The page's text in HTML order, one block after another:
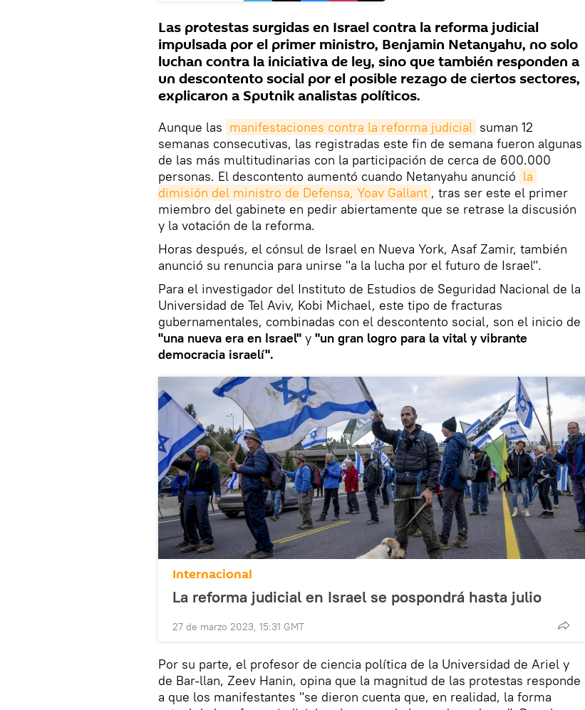
Las protestas surgidas en Israel contra la reforma judicial
impulsada por el primer ministro, Benjamin Netanyahu, no solo
luchan contra la iniciativa de ley, sino que también responden a
un descontento social por el posible rezago de ciertos sectores,
explicaron a Sputnik analistas políticos.
Aunque las manifestaciones contra la reforma judicial suman 12
semanas consecutivas, las registradas este fin de semana fueron algunas
de las más multitudinarias con la participación de cerca de 600.000
personas. El descontento aumentó cuando Netanyahu anunció la
dimisión del ministro de Defensa, Yoav Gallant , tras ser este el primer
miembro del gabinete en pedir abiertamente que se retrase la discusión
y la votación de la reforma.
Horas después, el cónsul de Israel en Nueva York, Asaf Zamir, también
anunció su renuncia para unirse "a la lucha por el futuro de Israel".
Para el investigador del Instituto de Estudios de Seguridad Nacional de la
Universidad de Tel Aviv, Kobi Michael, este tipo de fracturas
gubernamentales, combinadas con el descontento social, son el inicio de
"una nueva era en Israel" y "un gran logro para la vital y vibrante
democracia israelí".
Internacional
La reforma judicial en Israel se pospondrá hasta julio
27 de marzo 2023, 15:31 GMT
Por su parte, el profesor de ciencia política de la Universidad de Ariel y
de Bar-llan, Zeev Hanin, opina que la magnitud de las protestas responde
a que los manifestantes "se dieron cuenta que, en realidad, la forma